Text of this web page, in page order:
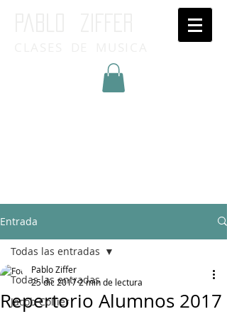
Entrada
Todas las entradas
Jacob Collier
Todas las entradas
Repertorio Alumnos 2017
Pablo Ziffer
25 dic 20172 min de lectura